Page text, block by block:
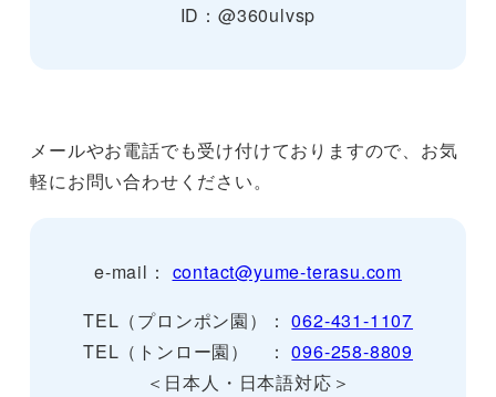
ID：@360ulvsp
メールやお電話でも受け付けておりますので、お気
軽にお問い合わせください。
e-mail： contact@yume-terasu.com
TEL（プロンポン園）：062-431-1107
TEL（トンロー園） ：096-258-8809
＜日本人・日本語対応＞